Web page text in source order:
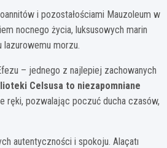
i pozostałościami Mauzoleum w
nocnego życia, luksusowych marin
lazurowemu morzu.
– jednego z najlepiej zachowanych
Celsusa to niezapomniane
ręki, pozwalając poczuć ducha czasów,
autentyczności i spokoju. Alaçatı